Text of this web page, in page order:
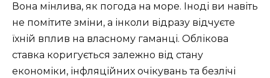
Вона мінлива, як погода на море. Іноді ви навіть
не помітите зміни, а інколи відразу відчуєте
їхній вплив на власному гаманці. Облікова
ставка коригується залежно від стану
економіки, інфляційних очікувань та безлічі